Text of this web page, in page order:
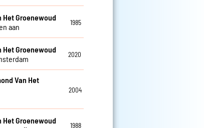
Het Groenewoud
aan
1985
Het Groenewoud
2020
Van Het
2004
Het Groenewoud
1988